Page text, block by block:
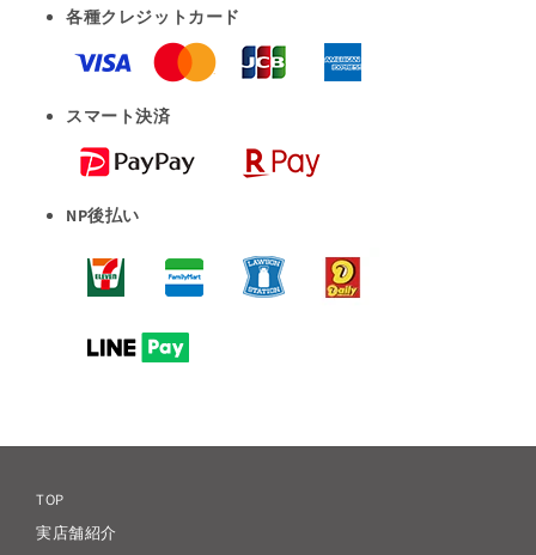
各種クレジットカード
スマート決済
NP後払い
TOP
実店舗紹介